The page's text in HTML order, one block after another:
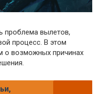
проблема вылетов,
процесс. В этом
о возможных причинах